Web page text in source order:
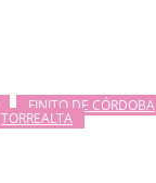
FINITO DE CÓRDOBA
TORREALTA